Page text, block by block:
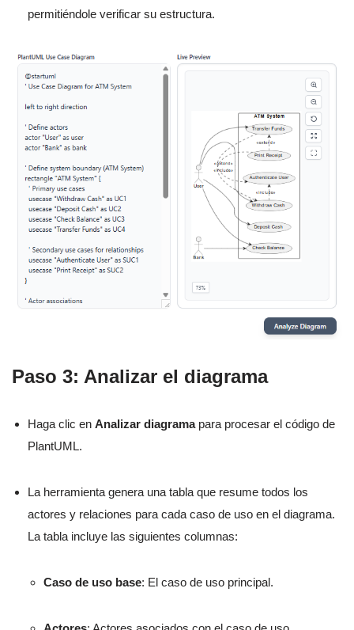
permitiéndole verificar su estructura.
Paso 3: Analizar el diagrama
Haga clic en Analizar diagramapara procesar el código de
PlantUML.
La herramienta genera una tabla que resume todos los
actores y relaciones para cada caso de uso en el diagrama.
La tabla incluye las siguientes columnas:
Caso de uso base: El caso de uso principal.